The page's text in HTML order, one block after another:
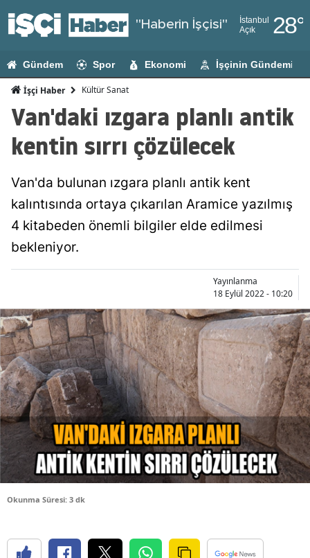
"Haberin İşçisi"
İstanbul
Açık
28°
Adıyaman
Ağrı
Antalya
Aydın
Balıkesir
Bilecik
Bingöl
Bitlis
Bolu
Burdur
Bursa
Çorum
Gündem Spor Ekonomi İşçinin Gündemi
İşçi Haber Kültür Sanat
Van'daki ızgara planlı antik
kentin sırrı çözülecek
Van'da bulunan ızgara planlı antik kent
kalıntısında ortaya çıkarılan Aramice yazılmış
4 kitabeden önemli bilgiler elde edilmesi
bekleniyor.
Yayınlanma
18 Eylül 2022 - 10:20
Okunma Süresi: 3 dk